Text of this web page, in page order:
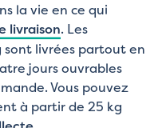
la vie en ce qui
livraison. Les
sont livrées partout en
jours ouvrables
Vous pouvez
à partir de 25 kg